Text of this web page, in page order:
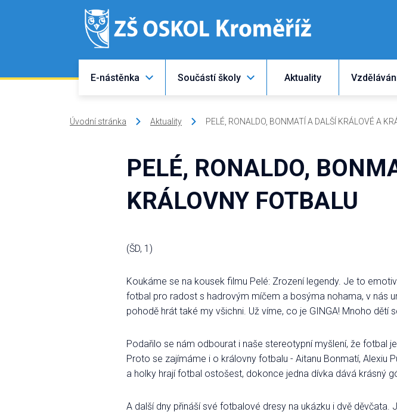
E-nástěnka Součástí školy Aktuality
Úvodní stránka Aktuality PELÉ, RONALDO, BONMATÍ A DALŠÍ KRÁLOVÉ A
PELÉ, RONALDO,
KRÁLOVNY FOTBALU
(ŠD, 1)
Koukáme se na kousek filmu Pelé: Zrození legendy. Je to
fotbal pro radost s hadrovým míčem a bosýma nohama, v nás
pohodě hrát také my všichni. Už víme, co je GINGA! Mnoho
Podařilo se nám odbourat i naše stereotypní myšlení, že fotbal
Proto se zajímáme i o královny fotbalu - Aitanu Bonmatí, Alexiu
a holky hrají fotbal ostošest, dokonce jedna dívka dává krásný
A další dny přináší své fotbalové dresy na ukázku i dvě